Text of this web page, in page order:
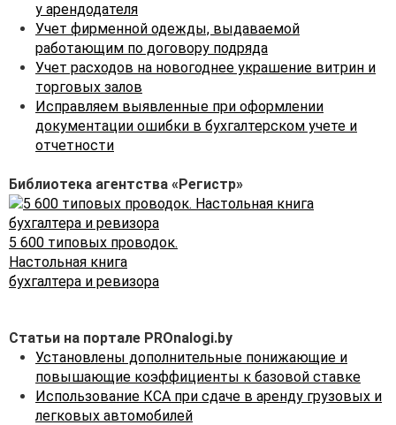
За пользование
рассрочкой платежа
организация-застройщик
уплачивает проценты в
размере 1/360 ставки
рефинансирования
действующей на день
внесения денежных
плата за право заключения
договора аренды
земельного участка —
расходами или
у арендодателя
Учет фирменной одежды, выдаваемой
работающим по договору подряда
Учет расходов на новогоднее украшение витрин и
торговых залов
Исправляем выявленные при оформлении
документации ошибки в бухгалтерском учете и
отчетности
Библиотека агентства «Регистр»
5 600 типовых проводок.
Настольная книга
бухгалтера и ревизора
Статьи на портале PROnalogi.by
Установлены дополнительные понижающие и
повышающие коэффициенты к базовой ставке
Использование КСА при сдаче в аренду грузовых и
легковых автомобилей